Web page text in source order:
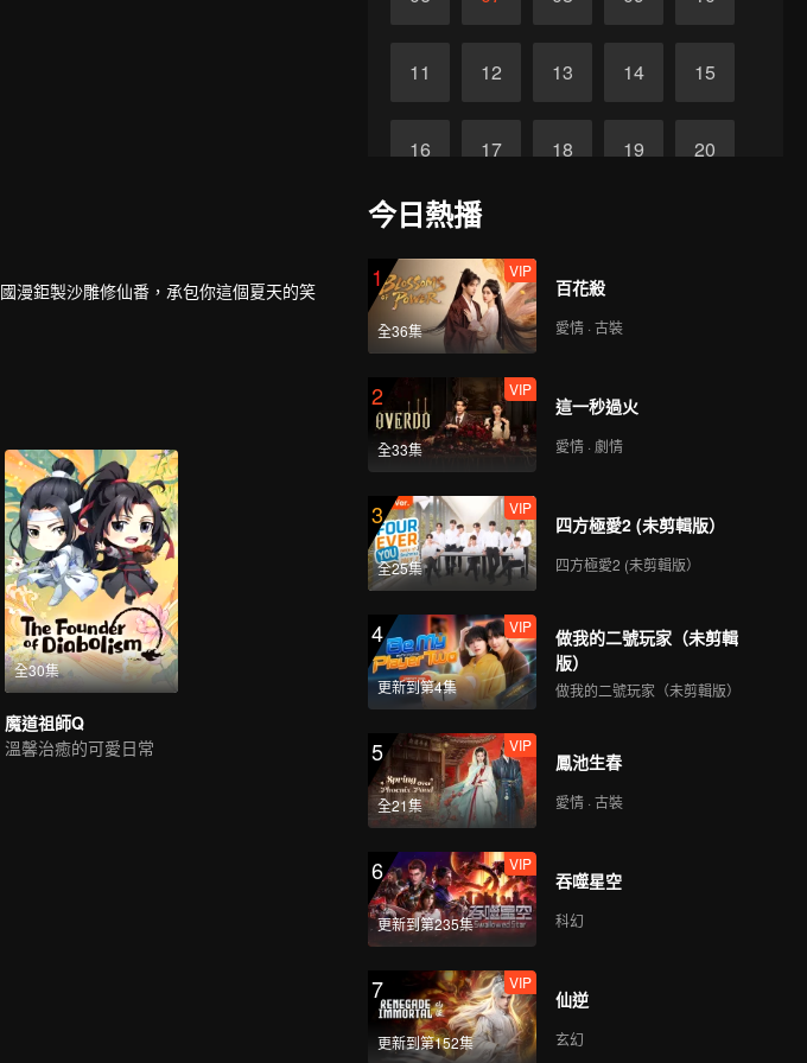
11 12 13 14 15
16 17 18 19 20
21 22
26 27 28
漫鉅製沙雕修仙番，承包你這個夏天的笑
全30集
魔道祖師Q
溫馨治癒的可愛日常
今日熱播
1
全36集
VIP
百花殺
愛情 · 古裝
2
全33集
VIP
這一秒過火
愛情 · 劇情
3
全25集
VIP
四方極愛2 (未剪輯版）
四方極愛2 (未剪輯版）
4
更新到第4集
VIP
做我的二號玩家（未剪輯
版）
做我的二號玩家（未剪輯版）
5
全21集
VIP
鳳池生春
愛情 · 古裝
6
更新到第235集
VIP
吞噬星空
科幻
7
更新到第152集
VIP
仙逆
玄幻